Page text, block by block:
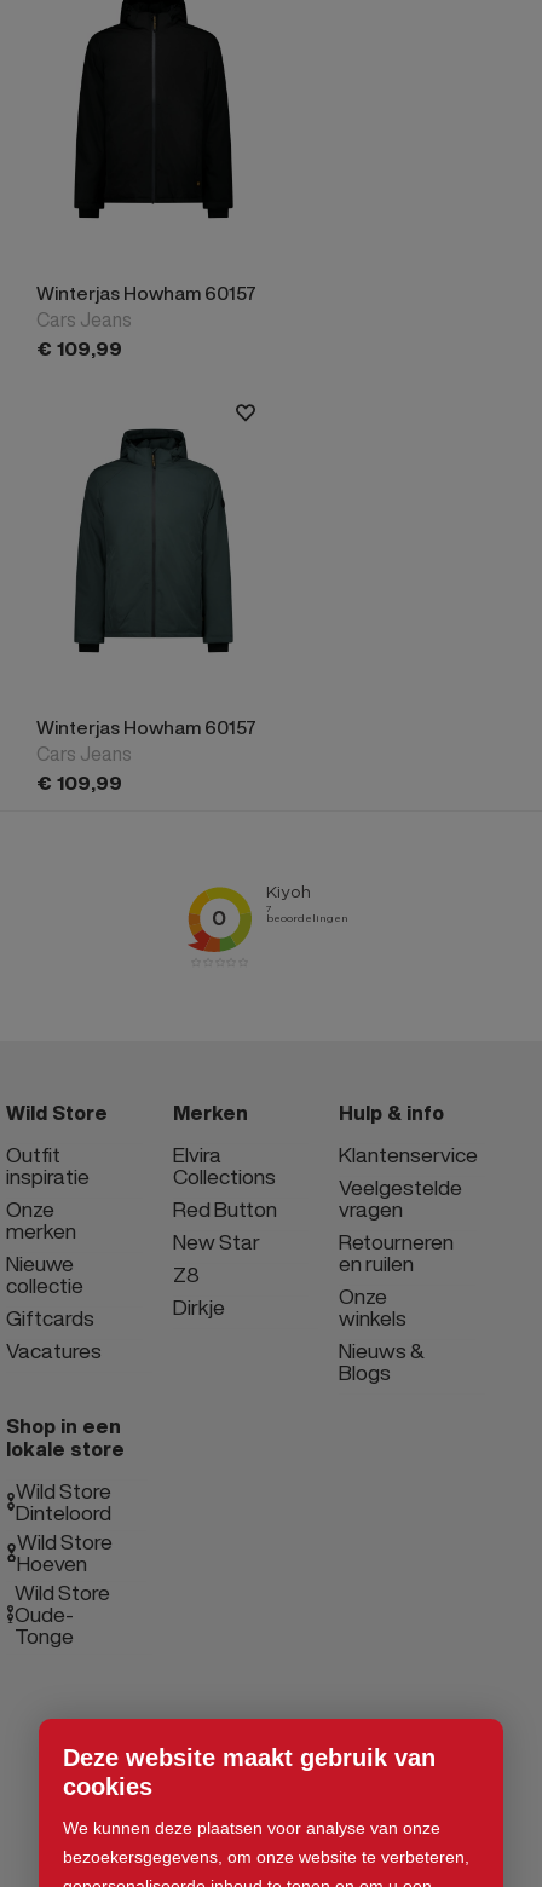
Deze website maakt gebruik van
cookies
We kunnen deze plaatsen voor analyse van onze
bezoekersgegevens, om onze website te verbeteren,
Winterjas Howham 60157
Cars Jeans
€ 109,99
Winterjas Howham 60157
Cars Jeans
€ 109,99
Wild Store
Outfit
inspiratie
Onze
merken
Nieuwe
collectie
Giftcards
Vacatures
Merken
Elvira
Collections
Red Button
New Star
Z8
Dirkje
Hulp & info
Klantenservice
Veelgestelde
vragen
Retourneren
en ruilen
Onze
winkels
Nieuws &
Blogs
Shop in een
lokale store
Wild Store
Dinteloord
Wild Store
Hoeven
Wild Store
Oude-
Tonge